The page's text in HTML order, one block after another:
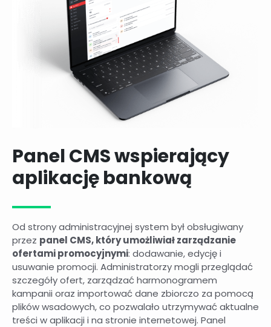
Panel CMS wspierający
aplikację bankową
Od strony administracyjnej system był obsługiwany
przez panel CMS, który umożliwiał zarządzanie
ofertami promocyjnymi: dodawanie, edycję i
usuwanie promocji. Administratorzy mogli przeglądać
szczegóły ofert, zarządzać harmonogramem
kampanii oraz importować dane zbiorczo za pomocą
plików wsadowych, co pozwalało utrzymywać aktualne
treści w aplikacji i na stronie internetowej. Panel